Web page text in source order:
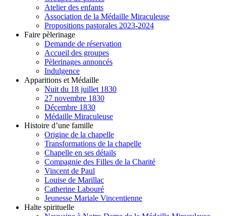
Atelier des enfants
Association de la Médaille Miraculeuse
Propositions pastorales 2023-2024
Faire pèlerinage
Demande de réservation
Accueil des groupes
Pèlerinages annoncés
Indulgence
Apparitions et Médaille
Nuit du 18 juillet 1830
27 novembre 1830
Décembre 1830
Médaille Miraculeuse
Histoire d’une famille
Origine de la chapelle
Transformations de la chapelle
Chapelle en ses détails
Compagnie des Filles de la Charité
Vincent de Paul
Louise de Marillac
Catherine Labouré
Jeunesse Mariale Vincentienne
Halte spirituelle